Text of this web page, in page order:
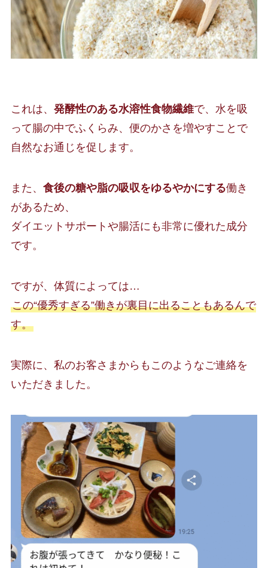
これは、 発酵性のある水溶性食物繊維で、水を吸
って腸の中でふくらみ、便のかさを増やすことで
自然なお通じを促します。
また、 食後の糖や脂の吸収をゆるやかにする働き
があるため、
ダイエットサポートや腸活にも非常に優れた成分
です。
ですが、体質によっては…
この“優秀すぎる”働きが裏目に出ることもあるんで
す。
実際に、私のお客さまからもこのようなご連絡を
いただきました。